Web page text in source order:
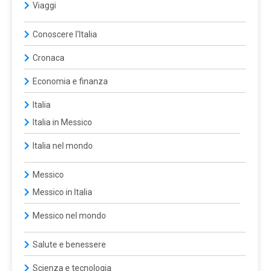
Viaggi
Conoscere l'Italia
Cronaca
Economia e finanza
Italia
Italia in Messico
Italia nel mondo
Messico
Messico in Italia
Messico nel mondo
Salute e benessere
Scienza e tecnologia